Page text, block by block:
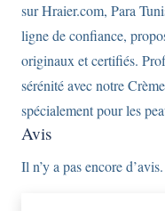
sur Hraier.com, Para
ligne de confiance,
originaux et certifiés.
sérénité avec notre
spécialement pour les
Avis
Il n’y a pas encore d’avis.